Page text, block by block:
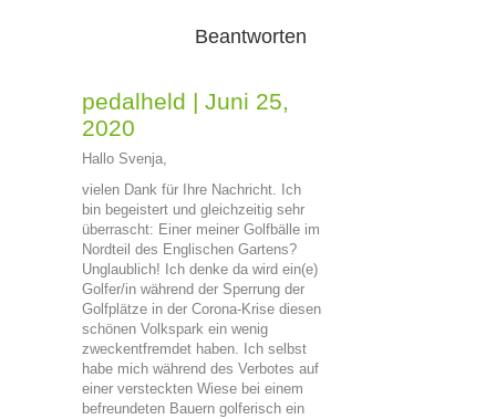
Beantworten
pedalheld | Juni 25,
2020
Hallo Svenja,
vielen Dank für Ihre Nachricht. Ich
bin begeistert und gleichzeitig sehr
überrascht: Einer meiner Golfbälle im
Nordteil des Englischen Gartens?
Unglaublich! Ich denke da wird ein(e)
Golfer/in während der Sperrung der
Golfplätze in der Corona-Krise diesen
schönen Volkspark ein wenig
zweckentfremdet haben. Ich selbst
habe mich während des Verbotes auf
einer versteckten Wiese bei einem
befreundeten Bauern golferisch ein